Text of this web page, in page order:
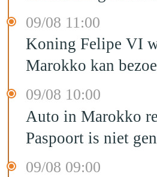
09/08 11:00
Koning Felipe VI
Marokko kan
09/08 10:00
Auto in Marokko
Paspoort is niet
09/08 09:00